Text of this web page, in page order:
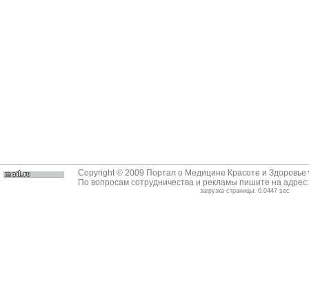
Copyright © 2009 Портал о Медицине Красоте и Здоровье
По вопросам сотрудничества и рекламы пишите на
загрузка страницы: 0.0447 sec